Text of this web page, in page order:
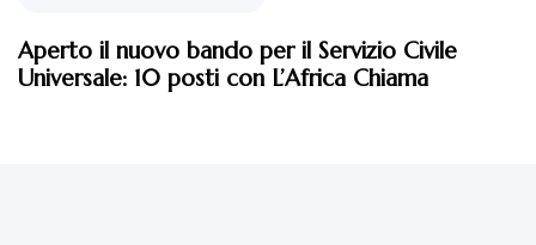
Aperto il nuovo bando per il Servizio Civile
Universale: 10 posti con L’Africa Chiama